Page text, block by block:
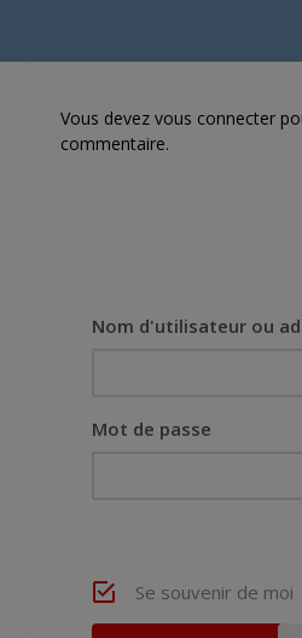
Vous devez vous connecter
commentaire.
Nom d'utilisateur ou
Mot de passe
Se souvenir de moi